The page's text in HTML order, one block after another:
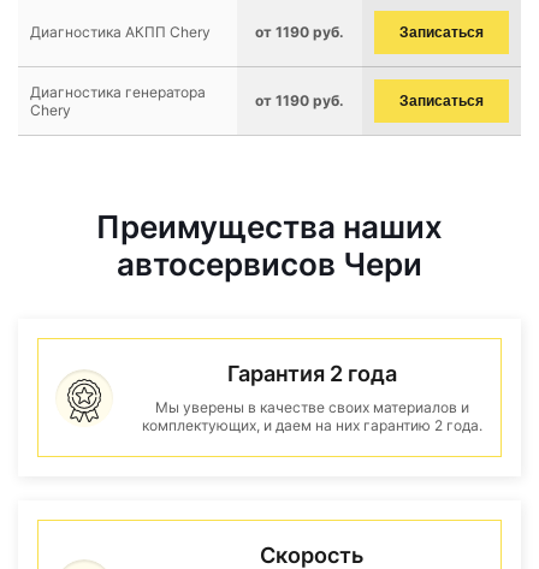
Диагностика АКПП Chery от 1190 руб. Записаться
Диагностика генератора
Chery
от 1190 руб. Записаться
Преимущества наших
автосервисов Чери
Гарантия 2 года
Мы уверены в качестве своих материалов и
комплектующих, и даем на них гарантию 2 года.
Скорость